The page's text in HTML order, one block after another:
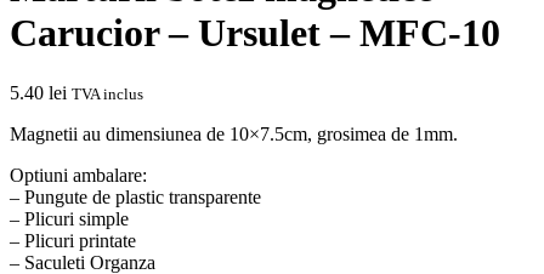
Carucior – Ursulet – MFC-10
5.40 lei TVA inclus
Magnetii au dimensiunea de 10×7.5cm, grosimea de 1mm.
Optiuni ambalare:
– Pungute de plastic transparente
– Plicuri simple
– Plicuri printate
– Saculeti Organza